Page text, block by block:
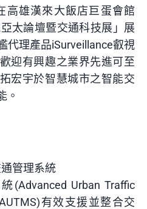
高雄漢來大飯店巨蛋會館
太論壇暨交通科技展」展
代理產品iSurveillance叡視
迎有興趣之業界先進可至
宏宇於智慧城市之智能交
。
管理系統
(Advanced Urban Traffic
有效支援並整合交